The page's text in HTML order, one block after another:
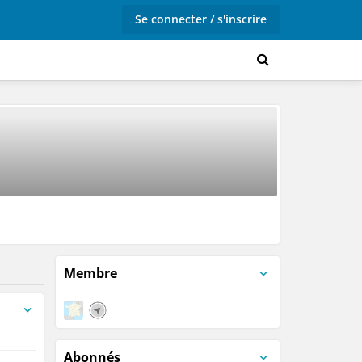
Se connecter / s'inscrire
Membre
Abonnés